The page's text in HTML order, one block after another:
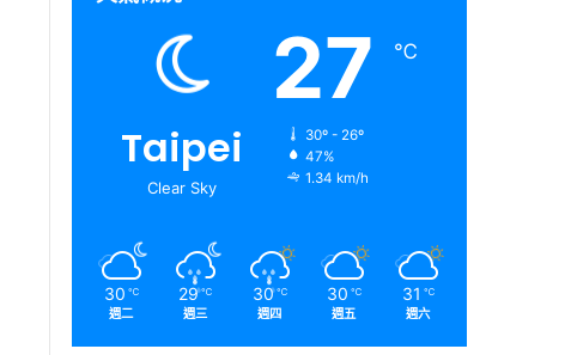
Taipei
Clear Sky
27 ℃
30º - 26º
47%
1.34 km/h
30 ℃
週二
29 ℃
週三
30 ℃
週四
30 ℃
週五
31 ℃
週六